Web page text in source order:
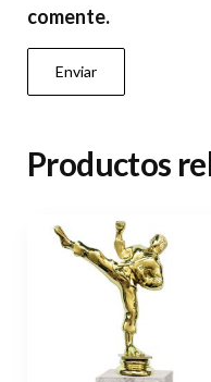
comente.
Productos